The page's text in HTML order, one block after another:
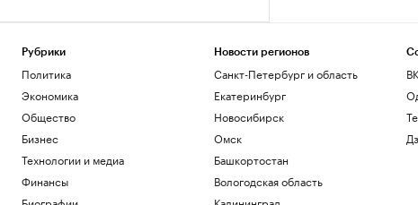
Рубрики
Политика
Экономика
Общество
Бизнес
Технологии и медиа
Финансы
Новости регионов
Санкт-Петербург и область
Екатеринбург
Новосибирск
Омск
Башкортостан
Вологодская область